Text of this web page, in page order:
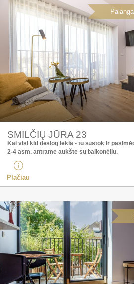
SMILČIŲ JŪRA 23
Kai visi kiti tiesiog lekia - tu sustok ir
2-4 asm. antrame aukšte su balkonėliu.
Plačiau